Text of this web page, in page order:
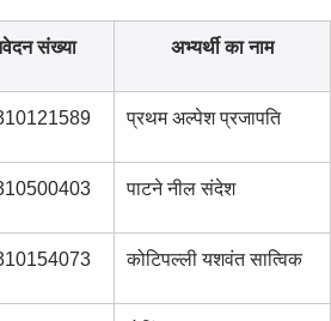
संख्या अभ्यर्थी का नाम
प्रथम अल्पेश प्रजापति
पाटने नील संदेश
कोटिपल्ली यशवंत सात्विक